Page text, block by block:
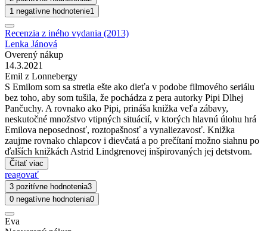
1 negatívne hodnotenie1
Recenzia z iného vydania (2013)
Lenka Jánová
Overený nákup
14.3.2021
Emil z Lonnebergy
S Emilom som sa stretla ešte ako dieťa v podobe filmového seriálu
bez toho, aby som tušila, že pochádza z pera autorky Pipi Dlhej
Pančuchy. A rovnako ako Pipi, prináša knižka veľa zábavy,
neskutočné množstvo vtipných situácií, v ktorých hlavnú úlohu hrá
Emilova neposednosť, roztopašnosť a vynaliezavosť. Knižka
zaujme rovnako chlapcov i dievčatá a po prečítaní možno siahnu po
ďalších knižkách Astrid Lindgrenovej inšpirovaných jej detstvom.
Čítať viac
reagovať
3 pozitívne hodnotenia3
0 negatívne hodnotenia0
Eva